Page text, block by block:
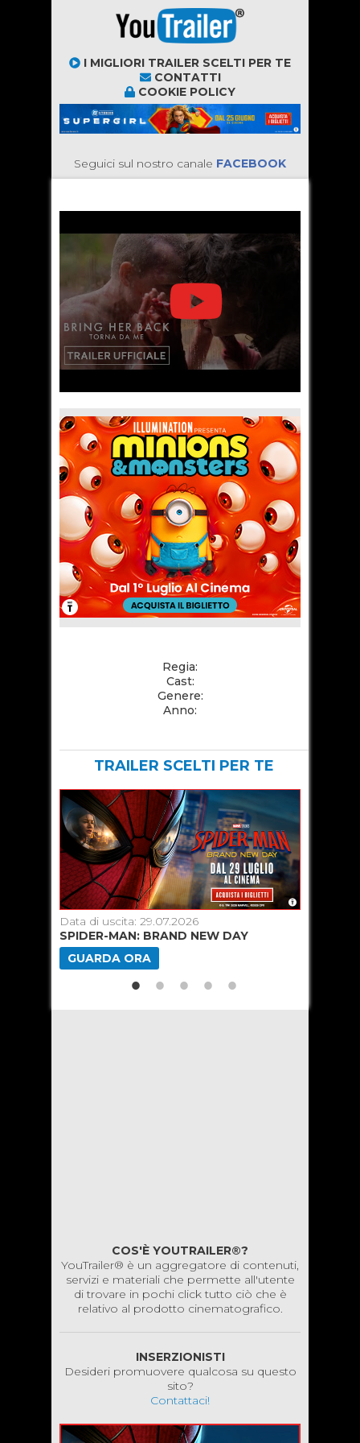
I MIGLIORI TRAILER SCELTI PER TE
CONTATTI
COOKIE POLICY
Seguici sul nostro canale FACEBOOK
Regia:
Cast:
Genere:
Anno:
TRAILER SCELTI PER TE
Data di uscita: 29.07.2026
SPIDER-MAN: BRAND NEW DAY
GUARDA ORA
COS'È YOUTRAILER®?
YouTrailer® è un aggregatore di contenuti,
servizi e materiali che permette all'utente
di trovare in pochi click tutto ciò che è
relativo al prodotto cinematografico.
INSERZIONISTI
Desideri promuovere qualcosa su questo
sito?
Contattaci!